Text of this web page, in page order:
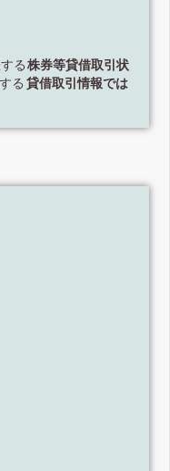
る 株券等貸借取引状
る 貸借取引情報では